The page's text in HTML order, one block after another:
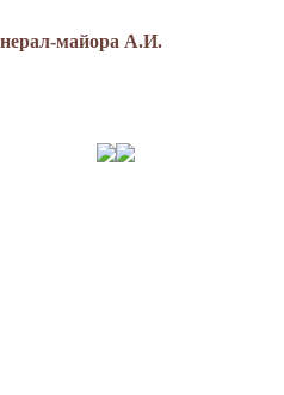
майора А.И.